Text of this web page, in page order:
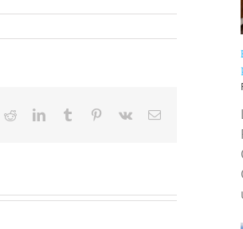
RedditLinkedInTumblr Pinterest
Vk
Correo